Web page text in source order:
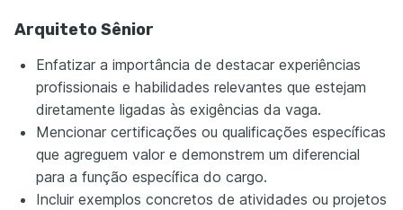
Arquiteto Sênior
Enfatizar a importância de destacar experiências
profissionais e habilidades relevantes que estejam
diretamente ligadas às exigências da vaga.
Mencionar certificações ou qualificações específicas
que agreguem valor e demonstrem um diferencial
para a função específica do cargo.
Incluir exemplos concretos de atividades ou projetos